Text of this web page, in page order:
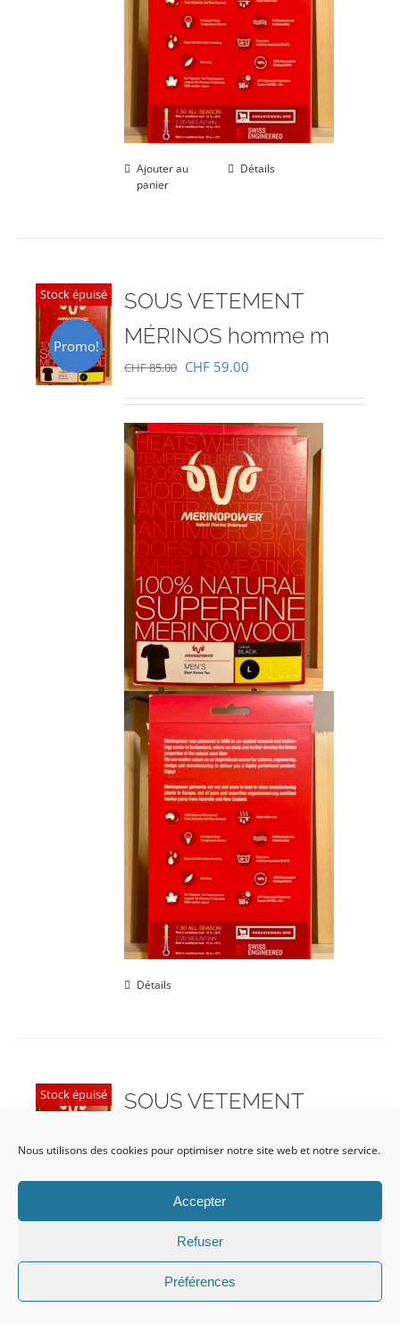
Nous utilisons des cookies pour optimiser notre site web et notre service.
Accepter
Refuser
Préférences
Ajouter au
panier
Détails
Stock épuisé
Promo!
SOUS VETEMENT
MÉRINOS homme m
CHF85.00 Le
initial
était :
CHF 85.00.
CHF 59.00
actuel
est :
CHF 59.00.
Détails
Stock épuisé
Promo!
SOUS VETEMENT
initial
était :
CHF 85.00.
actuel